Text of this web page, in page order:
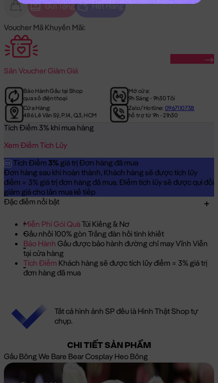
Gửi Tặng Hết Hàng
Voucher Mã Khuyến Mãi:
Săn Voucher Giảm Giá
Bảo Hành Gấu tại Shop
qua số điện thoại
Mở cửa:
9h Sáng - 9h30 Tối
Cửa Hàng:
486 Lê Văn Sỹ, P.14, Q.3, HCM
Zalo/Hotline:0967110738
hỗ trợ từ 9h - 21h30
Tích Điểm 3% khi mua hàng
Xem Điểm Tích Lũy
Tích Điểm 3% giá trị Đơn hàng đã mua
Đơn hàng sau khi hoàn thành, Khách hàng sẽ được tích lũy
điểm = 3% giá trị đơn hàng đã mua. Điểm tích lũy sẽ được qui đổi
giảm giá cho lần mua kế tiếp
Đặc điểm nổi bật
Miễn Phí Gói QuàTúi Kiếng & Nơ
Gấu nhồi 100% gòn Trắng đàn hồi tinh khiết
Bảo Hành Gấu được bảo hành đường chỉ may Vĩnh Viễn
tại cửa hàng
Tích Điểm Khách hàng sẽ được tích lũy điểm = 3% giá trị
đơn hàng đã mua
Tất cả hình ảnh SP đều là Hình Thật Shop tự
chụp.
CHI TIẾT SẢN PHẨM
Gấu Bông We Bare Bear Cosplay Heo Bông